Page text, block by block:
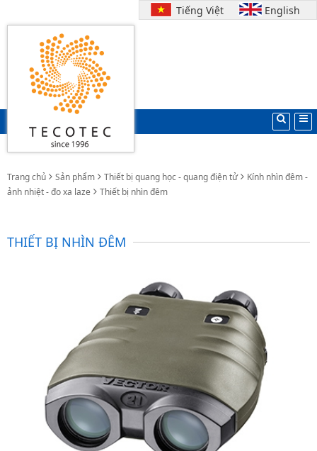
Tiếng Việt English
Trang chủ Sản phẩm Thiết bị quang học - quang điện tử
Kính nhìn đêm -
ảnh nhiệt - đo xa laze
Thiết bị nhìn đêm
THIẾT BỊ NHÌN ĐÊM